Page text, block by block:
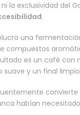
la exclusividad del
.
una
compuestos
es un café
y un final
habían